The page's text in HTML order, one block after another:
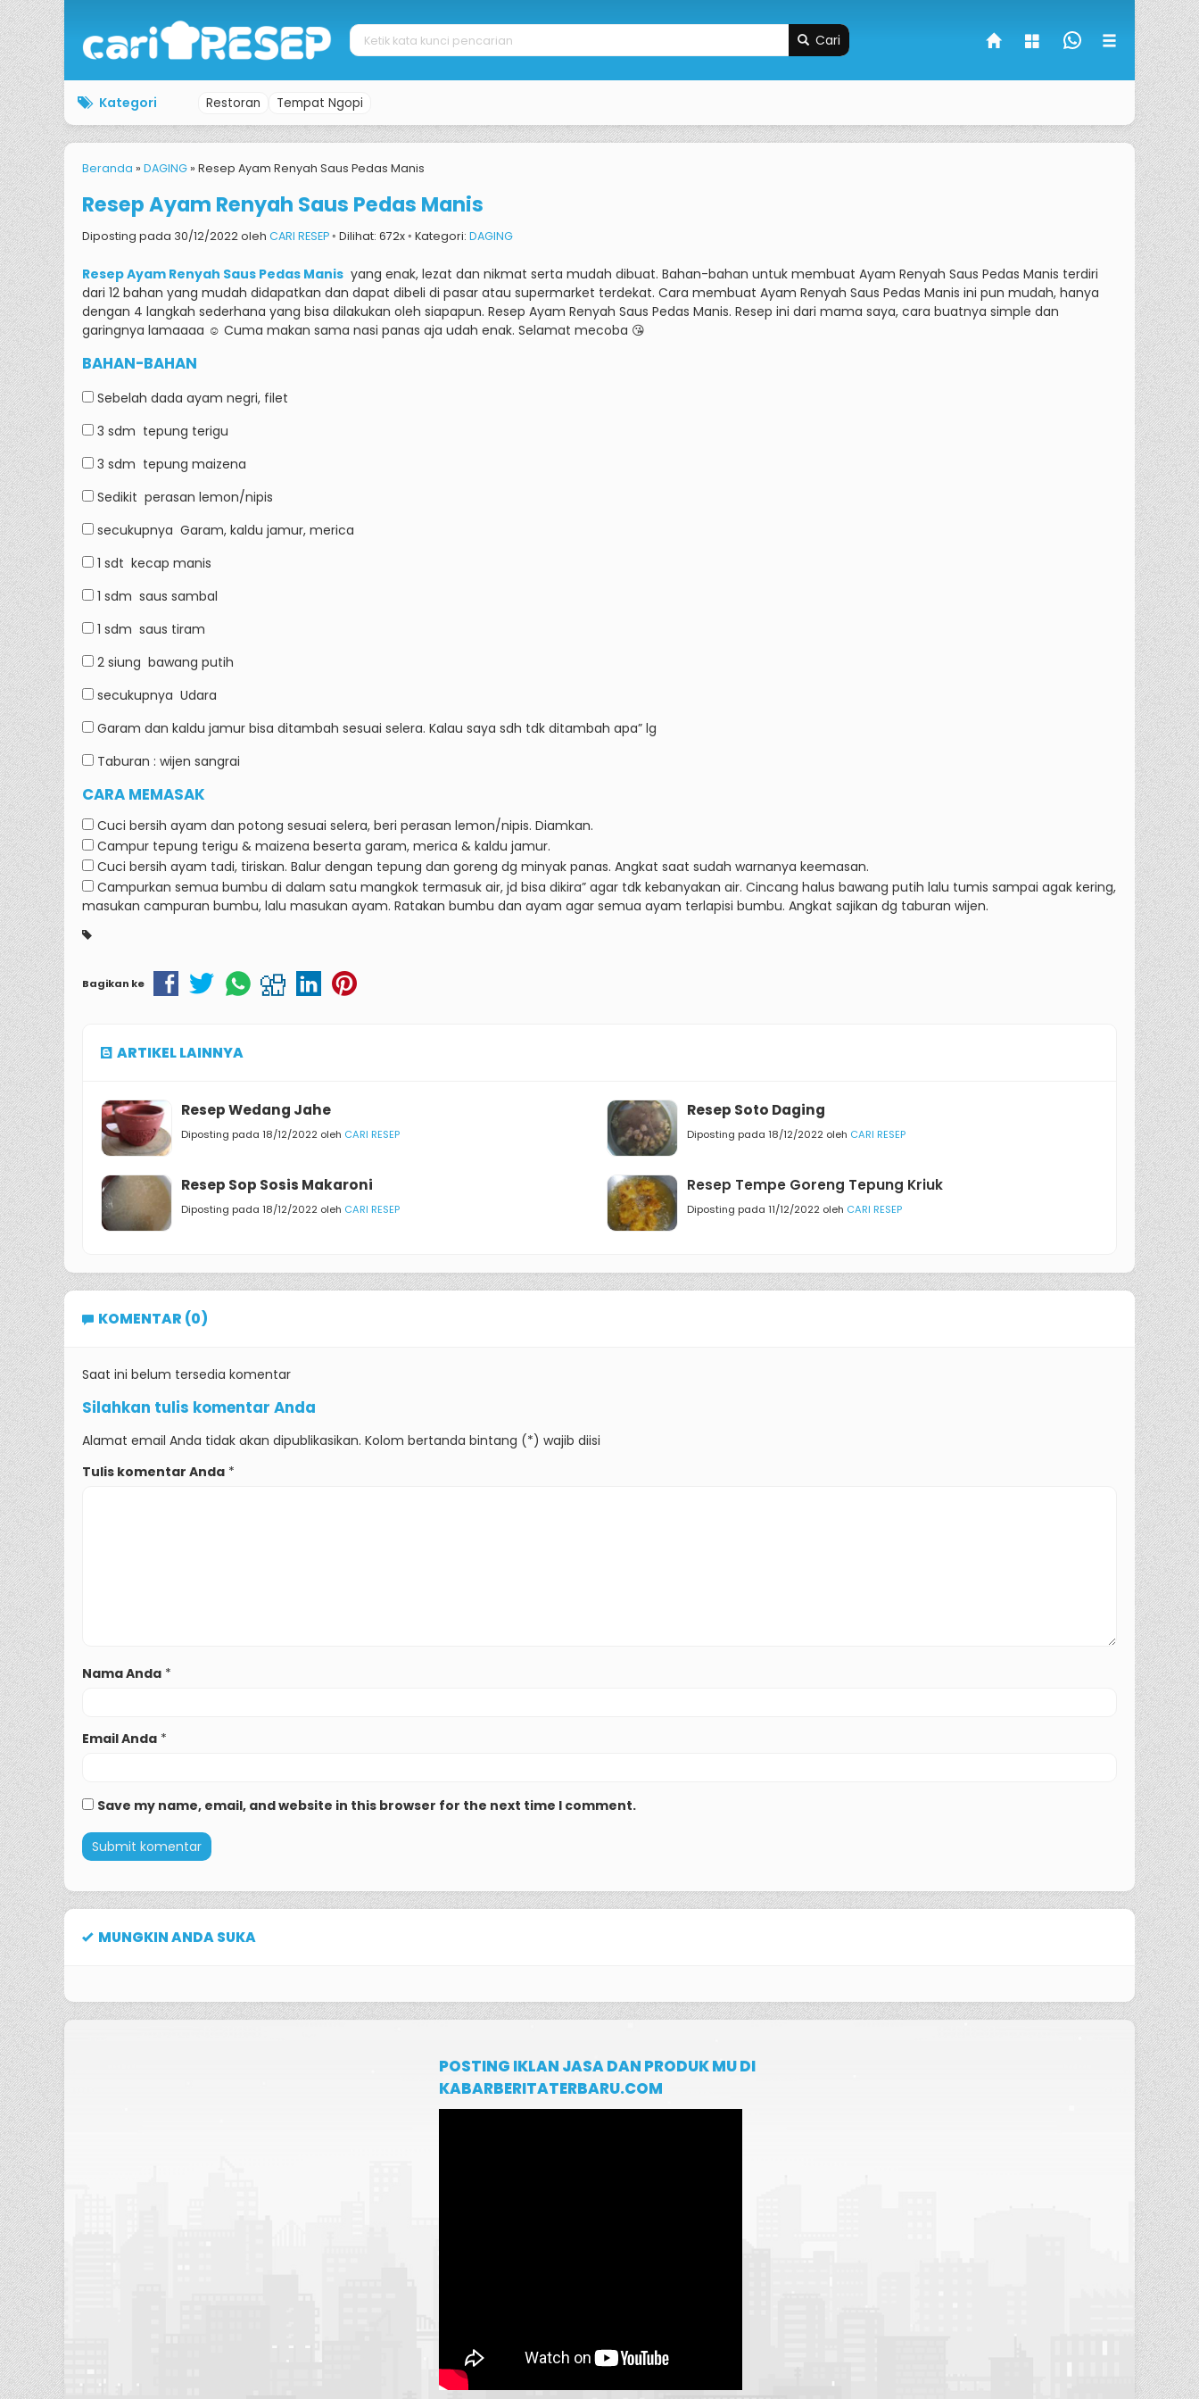
Cari
Kategori Restoran Tempat Ngopi
Beranda » DAGING» Resep Ayam Renyah Saus Pedas Manis
Resep Ayam Renyah Saus Pedas Manis
Diposting pada 30/12/2022 oleh CARI RESEP◦ Dilihat: 672x ◦ Kategori: DAGING
Resep Ayam Renyah Saus Pedas Manis yang enak, lezat dan nikmat serta mudah dibuat. Bahan-bahan untuk membuat Ayam Renyah Saus Pedas Manis terdiri
dari 12 bahan yang mudah didapatkan dan dapat dibeli di pasar atau supermarket terdekat. Cara membuat Ayam Renyah Saus Pedas Manis ini pun mudah, hanya
dengan 4 langkah sederhana yang bisa dilakukan oleh siapapun. Resep Ayam Renyah Saus Pedas Manis. Resep ini dari mama saya, cara buatnya simple dan
garingnya lamaaaa ☺️ Cuma makan sama nasi panas aja udah enak. Selamat mecoba 😘
BAHAN-BAHAN
Sebelah dada ayam negri, filet
3 sdm tepung terigu
3 sdm tepung maizena
Sedikit perasan lemon/nipis
secukupnya Garam, kaldu jamur, merica
1 sdt kecap manis
1 sdm saus sambal
1 sdm saus tiram
2 siung bawang putih
secukupnya Udara
Garam dan kaldu jamur bisa ditambah sesuai selera. Kalau saya sdh tdk ditambah apa” lg
Taburan : wijen sangrai
CARA MEMASAK
Cuci bersih ayam dan potong sesuai selera, beri perasan lemon/nipis. Diamkan.
Campur tepung terigu & maizena beserta garam, merica & kaldu jamur.
Cuci bersih ayam tadi, tiriskan. Balur dengan tepung dan goreng dg minyak panas. Angkat saat sudah warnanya keemasan.
Campurkan semua bumbu di dalam satu mangkok termasuk air, jd bisa dikira” agar tdk kebanyakan air. Cincang halus bawang putih lalu tumis sampai agak kering,
masukan campuran bumbu, lalu masukan ayam. Ratakan bumbu dan ayam agar semua ayam terlapisi bumbu. Angkat sajikan dg taburan wijen.
Bagikan ke
ARTIKEL LAINNYA
Resep Wedang Jahe
Diposting pada 18/12/2022 oleh CARI RESEP
Resep Soto Daging
Diposting pada 18/12/2022 oleh CARI RESEP
Resep Sop Sosis Makaroni
Diposting pada 18/12/2022 oleh CARI RESEP
Resep Tempe Goreng Tepung Kriuk
Diposting pada 11/12/2022 oleh CARI RESEP
KOMENTAR (0)
Saat ini belum tersedia komentar
Silahkan tulis komentar Anda
Alamat email Anda tidak akan dipublikasikan. Kolom bertanda bintang (*) wajib diisi
Tulis komentar Anda *
Nama Anda *
Email Anda *
Save my name, email, and website in this browser for the next time I comment.
MUNGKIN ANDA SUKA
POSTING IKLAN JASA DAN PRODUK MU DI
KABARBERITATERBARU.COM